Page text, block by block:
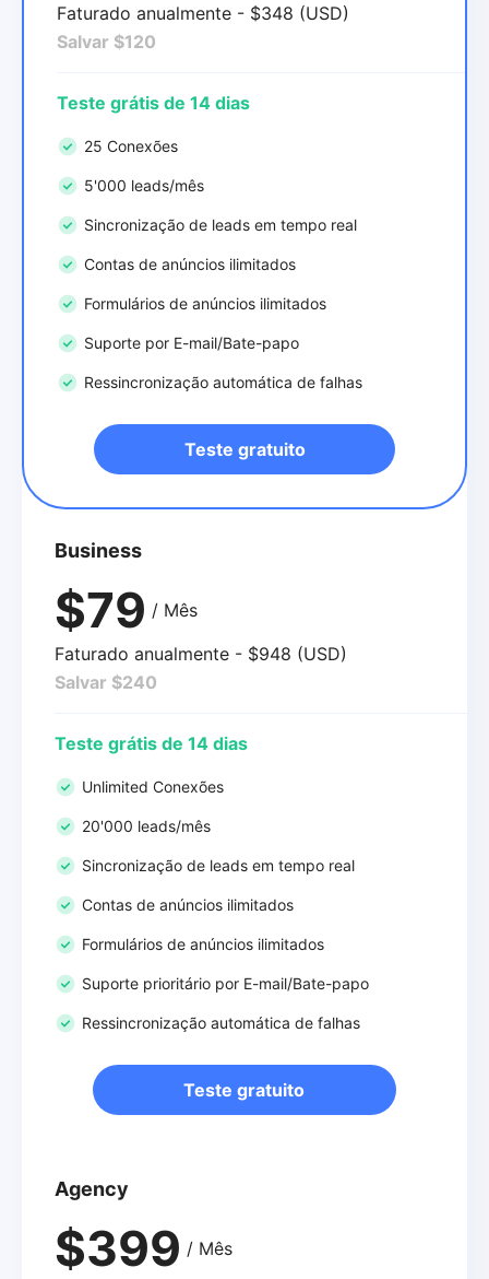
Faturado anualmente - $348 (USD)
Salvar $120
Teste grátis de 14 dias
25 Conexões
5'000 leads/mês
Sincronização de leads em tempo real
Contas de anúncios ilimitados
Formulários de anúncios ilimitados
Suporte por E-mail/Bate-papo
Ressincronização automática de falhas
Teste gratuito
Business
$79 / Mês
Faturado anualmente - $948 (USD)
Salvar $240
Teste grátis de 14 dias
Unlimited Conexões
20'000 leads/mês
Sincronização de leads em tempo real
Contas de anúncios ilimitados
Formulários de anúncios ilimitados
Suporte prioritário por E-mail/Bate-papo
Ressincronização automática de falhas
Teste gratuito
Agency
$399 / Mês